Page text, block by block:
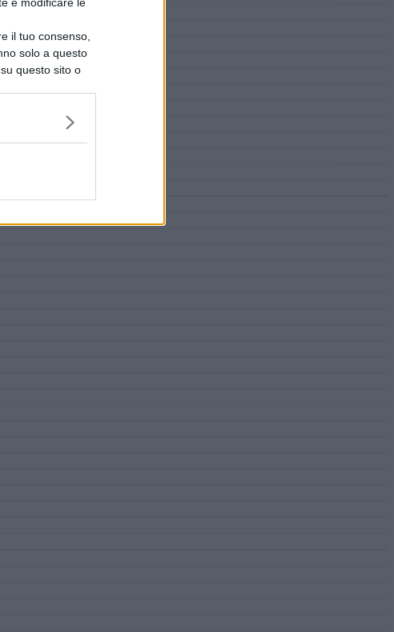
il tuo consenso,
solo a questo
questo sito o